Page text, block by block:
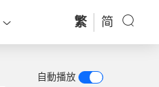
繁 简
自動播放